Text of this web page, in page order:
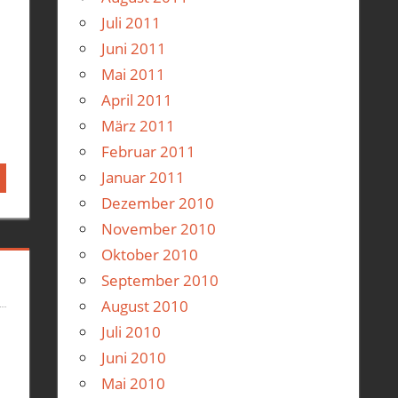
Juli 2011
Juni 2011
Mai 2011
April 2011
März 2011
Februar 2011
Januar 2011
Dezember 2010
November 2010
Oktober 2010
September 2010
August 2010
Juli 2010
Juni 2010
Mai 2010